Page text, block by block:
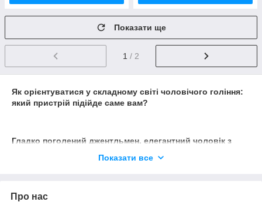
Показати ще
1 / 2
Як орієнтуватися у складному світі чоловічого гоління:
який пристрій підійде саме вам?
Гладко поголений джентльмен, елегантний чоловік з
доглядати за своєю ідеально підстриженою бородою –
потреби, але і тип вашої шкіри і бороди. Які типи бритв
Показати все
Про нас